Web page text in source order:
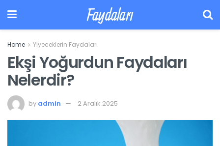
Faydaları
Home Yiyeceklerin Faydaları
Ekşi Yoğurdun Faydaları
Nelerdir?
by admin 2 Aralık 2025